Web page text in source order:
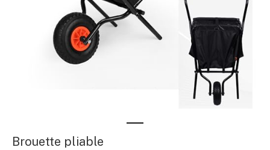
Brouette pliable